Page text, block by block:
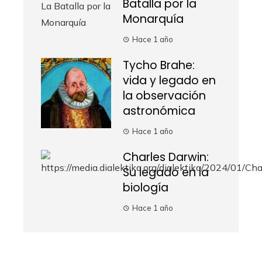
Batalla por la
Monarquía
Hace 1 año
Tycho Brahe:
vida y legado en
la observación
astronómica
Hace 1 año
Charles Darwin:
Su legado en la
biología
Hace 1 año